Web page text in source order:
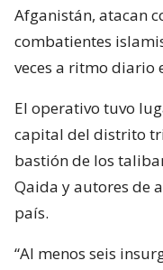
Afganistán, atacan
combatientes
veces a ritmo diario
El operativo tuvo
capital del distrito
bastión de los
Qaida y autores de
país.
“Al menos seis